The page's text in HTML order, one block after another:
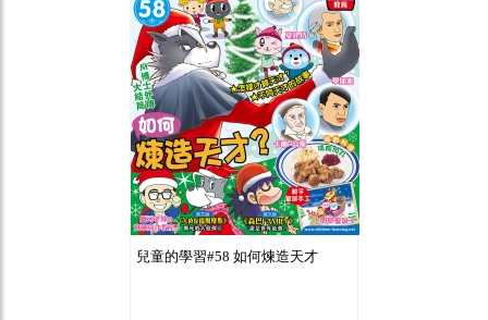
兒童的學習#58 如何煉造天才